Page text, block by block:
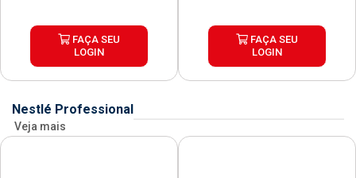
FAÇA SEU
LOGIN
FAÇA SEU
LOGIN
Nestlé Professional
Veja mais